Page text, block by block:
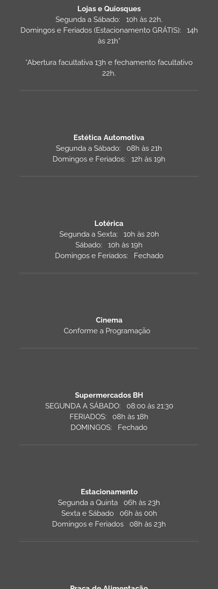
Lojas e Quiosques
Segunda a Sábado: 10h às 22h.
Domingos e Feriados (Estacionamento GRÁTIS): 14h
às 21h*
*Abertura facultativa 13h e fechamento facultativo
22h.
Estética Automotiva
Segunda a Sábado: 08h às 21h
Domingos e Feriados: 12h às 19h
Lotérica
Segunda a Sexta: 10h às 20h
Sábado: 10h às 19h
Domingos e Feriados: Fechado
Cinema
Conforme a Programação
Supermercados BH
SEGUNDA A SÁBADO: 08:00 às 21:30
FERIADOS: 08h às 18h
DOMINGOS: Fechado
Estacionamento
Segunda a Quinta 06h às 23h
Sexta e Sábado 06h às 00h
Domingos e Feriados 08h às 23h